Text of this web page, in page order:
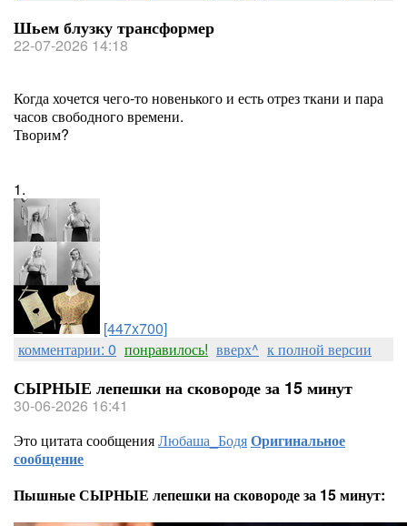
Шьем блузку трансформер
22-07-2026 14:18
Когда хочется чего-то новенького и есть отрез ткани и пара
часов свободного времени.
Творим?
1.
[447x700]
комментарии: 0 понравилось! вверх^ к полной версии
СЫРНЫЕ лепешки на сковороде за 15 минут
30-06-2026 16:41
Это цитата сообщенияЛюбаша_БодяОригинальное
сообщение
Пышные СЫРНЫЕ лепешки на сковороде за 15 минут: